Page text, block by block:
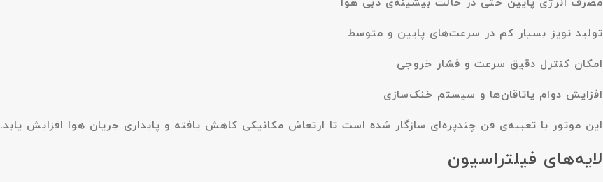
مصرف انرژی پایین حتی در حالت بیشینه‌ی دبی هوا
تولید نویز بسیار کم در سرعت‌های پایین و متوسط
امکان کنترل دقیق سرعت و فشار خروجی
افزایش دوام یاتاقان‌ها و سیستم خنک‌سازی
این موتور با تعبیه‌ی فن چندپره‌ای سازگار شده است تا ارتعاش مکانیکی کاهش یافته و پایداری جریان هوا افزایش یابد.
لایه‌های فیلتراسیون